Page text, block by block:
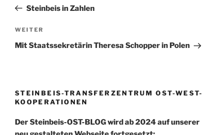
Beitrag
Steinbeis in Zahlen
Nächster
Beitrag
WEITER
Mit Staatssekretärin Theresa Schopper in Polen
STEINBEIS-TRANSFERZENTRUM OST-WEST-
KOOPERATIONEN
Der Steinbeis-OST-BLOG wird ab 2024 auf unserer